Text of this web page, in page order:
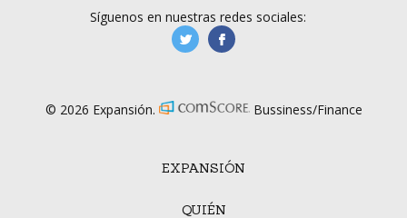
EXPANSIÓN
QUIÉN
Síguenos en nuestras redes sociales:
manufacturaGE
© 2026 Expansión. Bussiness/Finance